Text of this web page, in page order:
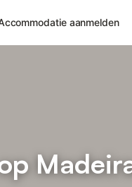
aanmelden